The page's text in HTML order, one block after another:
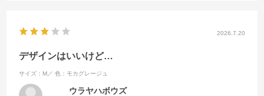
2026.7.20
デザインはいいけど…
サイズ：M／ 色：モカグレージュ
ウラヤハボウズ